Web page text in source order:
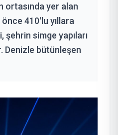
ortasında yer alan
410'lu yıllara
şehrin simge yapıları
Denizle bütünleşen